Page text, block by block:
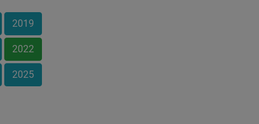
2019
2022
2025